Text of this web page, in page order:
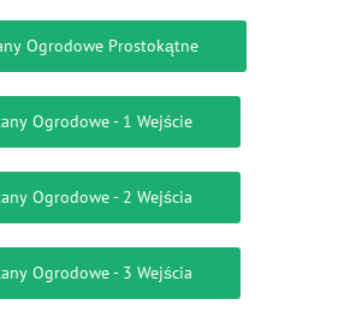
Ogrodowe Prostokątne
Ogrodowe - 1 Wejście
Ogrodowe - 2 Wejścia
Ogrodowe - 3 Wejścia